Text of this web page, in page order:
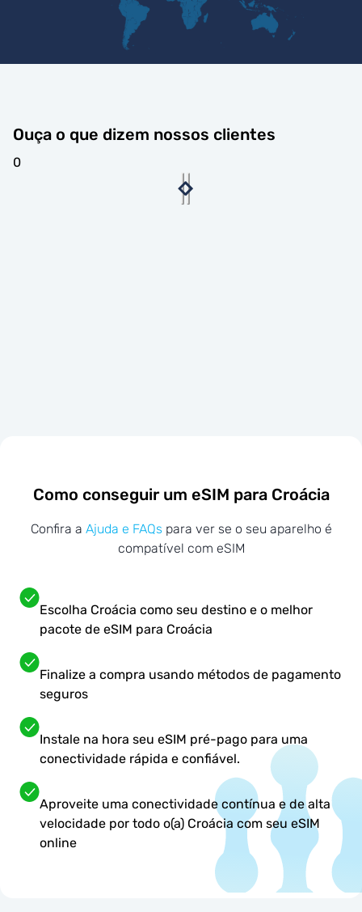
Ouça o que dizem nossos clientes
0
Como conseguir um eSIM para Croácia
Confira a Ajuda e FAQs para ver se o seu aparelho é
compatível com eSIM
Escolha Croácia como seu destino e o melhor
pacote de eSIM para Croácia
Finalize a compra usando métodos de pagamento
seguros
Instale na hora seu eSIM pré-pago para uma
conectividade rápida e confiável.
Aproveite uma conectividade contínua e de alta
velocidade por todo o(a) Croácia com seu eSIM
online